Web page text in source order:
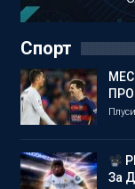
Спорт
За